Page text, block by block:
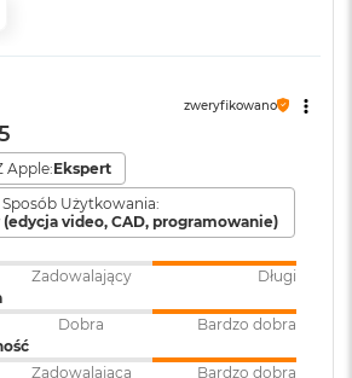
3,5 mm
40 Gb/s)
s)
Wbudowane aplikacje systemu
Klawiatura z Touch ID, Gładzik
Force Touch wyczuwający siłę
zweryfikowano
Apple:Ekspert
Sposób Użytkowania:
(edycja video, CAD, programowanie)
Zadowalający
Długi
Dobra
Bardzo dobra
Zadowalająca Bardzo dobra